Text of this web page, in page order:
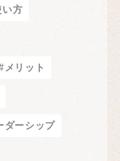
い方
メリット
ダーシップ